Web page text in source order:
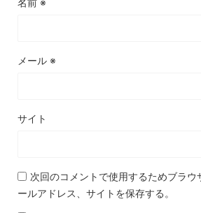
メール ※
サイト
次回のコメントで使用するためブラウ
ールアドレス、サイトを保存する。